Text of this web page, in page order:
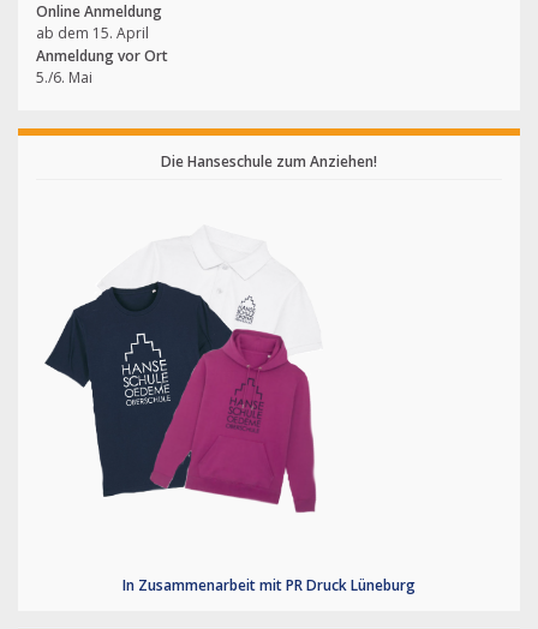
Online Anmeldung
ab dem 15. April
Anmeldung vor Ort
5./6. Mai
Die Hanseschule zum Anziehen!
In Zusammenarbeit mit PR Druck Lüneburg